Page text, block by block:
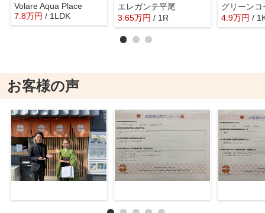
Volare Aqua Place
7.8万円 / 1LDK
エレガンテ平尾
3.65万円 / 1R
グリーンコ
4.9万円 /
お客様の声